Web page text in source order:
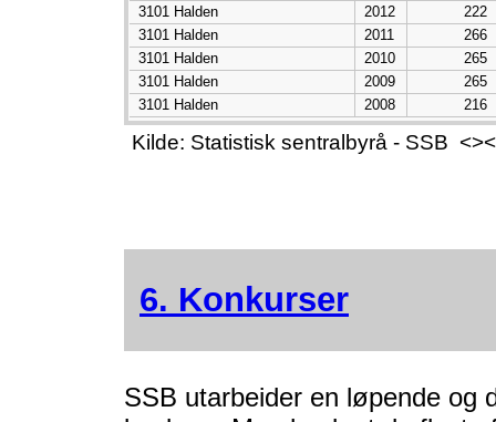
3101 Halden
2012
222
3101 Halden
2011
266
3101 Halden
2010
265
3101 Halden
2009
265
3101 Halden
2008 216
Kilde: Statistisk sentralbyrå - SSB
6. Konkurser
SSB utarbeider en løpende og